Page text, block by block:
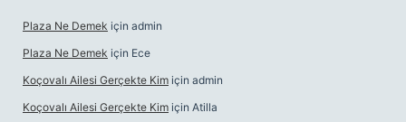
Plaza Ne Demek için admin
Plaza Ne Demek için Ece
Koçovalı Ailesi Gerçekte Kim için admin
Koçovalı Ailesi Gerçekte Kim için Atilla